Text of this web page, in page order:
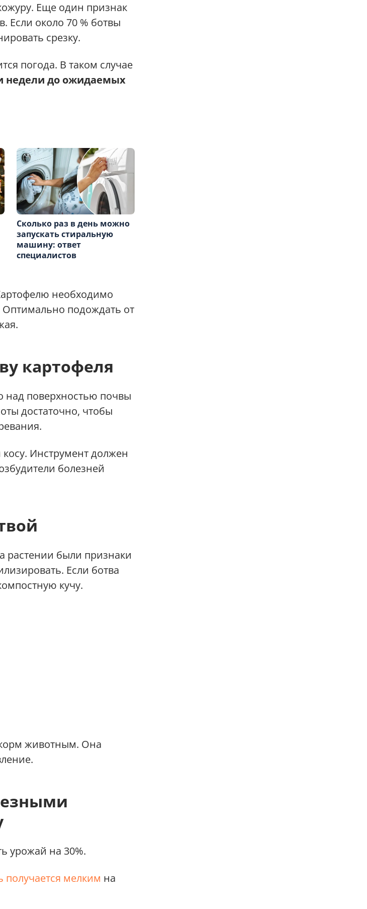
Еще один признак
Если около 70 % ботвы
срезку.
погода. В таком случае
недели до ожидаемых
Сколько раз в день можно
запускать стиральную
машину: ответ
специалистов
необходимо
Оптимально подождать от
картофеля
над поверхностью почвы
достаточно, чтобы
Инструмент должен
болезней
растении были признаки
Если ботва
кучу.
корм животным. Она
урожай на 30%.
получается мелким на